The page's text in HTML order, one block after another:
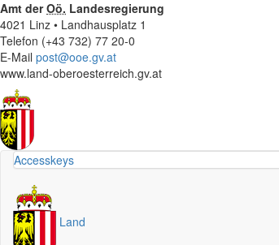
Amt derOö. Landesregierung
4021 Linz • Landhausplatz 1
Telefon (+43 732) 77 20-0
E-Mail post@ooe.gv.at
www.land-oberoesterreich.gv.at
Accesskeys
Land